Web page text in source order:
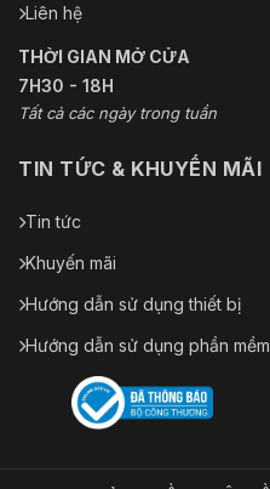
Liên hệ
THỜI GIAN MỞ CỬA
7H30 - 18H
Tất cả các ngày trong tuần
TIN TỨC & KHUYẾN MÃI
Tin tức
Khuyến mãi
Hướng dẫn sử dụng thiết bị
Hướng dẫn sử dụng phần mềm